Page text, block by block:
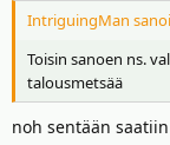
IntriguingMan
Toisin sanoen ns.
talousmetsää
noh sentään